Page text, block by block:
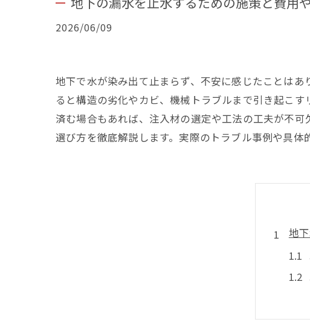
2026/06/09
地下で水が染み出て止まらず、不安に感じたことは
ると構造の劣化やカビ、機械トラブルまで引き起こ
済む場合もあれば、注入材の選定や工法の工夫が不
選び方を徹底解説します。実際のトラブル事例や具
地